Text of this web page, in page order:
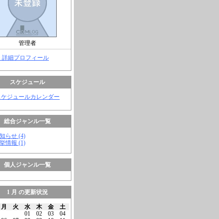
管理者
詳細プロフィール
スケジュール
ジュールカレンダー
総合ジャンル一覧
らせ (4)
情報 (1)
個人ジャンル一覧
1 月 の更新状況
月 火 水 木 金
土
01
02 03
04